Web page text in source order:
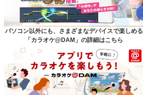
ユーザー検索
キャンペーン
よくあるご質問
パソコン以外にも、さまざまなデバイスで楽しめる
「カラオケ@DAM」の詳細はこちら